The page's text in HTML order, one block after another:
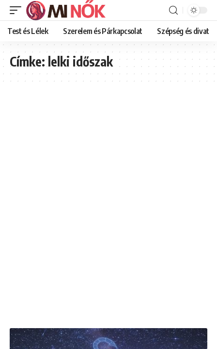
Test és Lélek Szerelem és Párkapcsolat Szépség és divat
Címke:lelki időszak